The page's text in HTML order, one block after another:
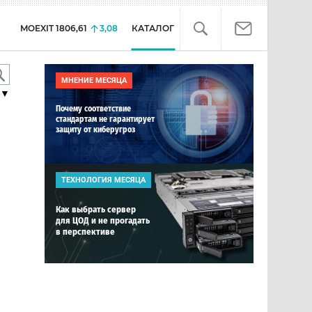
MOEXIT 1806,61 3,08 КАТАЛОГ
МНЕНИЕ МЕСЯЦА
Почему соответствие
стандартам не гарантирует
защиту от киберугроз
ТЕХНОЛОГИЯ МЕСЯЦА
Как выбрать сервер
для ЦОД и не прогадать
в перспективе